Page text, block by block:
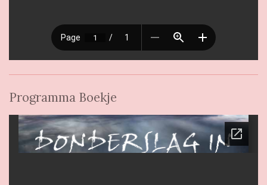
Programma Boekje